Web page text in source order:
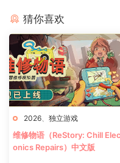
猜你喜欢
2026 独立游戏
维修物语（ReStory: Chill
onics Repairs）中文版